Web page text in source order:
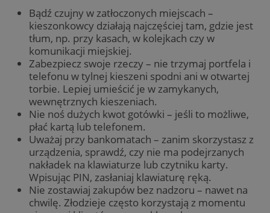
Bądź czujny w zatłoczonych miejscach –
kieszonkowcy działają najczęściej tam, gdzie jest
tłum, np. przy kasach, w kolejkach czy w
komunikacji miejskiej.
Zabezpiecz swoje rzeczy – nie trzymaj portfela i
telefonu w tylnej kieszeni spodni ani w otwartej
torbie. Lepiej umieścić je w zamykanych,
wewnętrznych kieszeniach.
Nie noś dużych kwot gotówki – jeśli to możliwe,
płać kartą lub telefonem.
Uważaj przy bankomatach – zanim skorzystasz z
urządzenia, sprawdź, czy nie ma podejrzanych
nakładek na klawiaturze lub czytniku karty.
Wpisując PIN, zasłaniaj klawiaturę ręką.
Nie zostawiaj zakupów bez nadzoru – nawet na
chwilę. Złodzieje często korzystają z momentu